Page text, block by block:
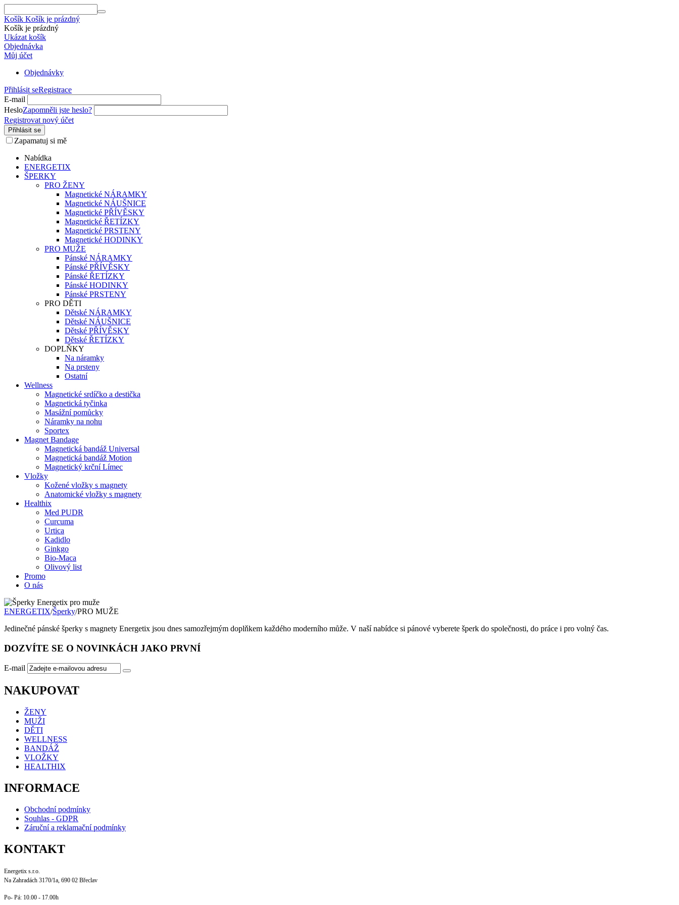
Košík Košík je prázdný
Košík je prázdný
Ukázat košík
Objednávka
Můj účet
Objednávky
Přihlásit seRegistrace
E-mail
HesloZapomněli jste heslo?
Registrovat nový účet
Přihlásit se
Zapamatuj si mě
Nabídka
ENERGETIX
ŠPERKY
PRO ŽENY
Magnetické NÁRAMKY
Magnetické NÁUŠNICE
Magnetické PŘÍVĚSKY
Magnetické ŘETÍZKY
Magnetické PRSTENY
Magnetické HODINKY
PRO MUŽE
Pánské NÁRAMKY
Pánské PŘÍVĚSKY
Pánské ŘETÍZKY
Pánské HODINKY
Pánské PRSTENY
PRO DĚTI
Dětské NÁRAMKY
Dětské NÁUŠNICE
Dětské PŘÍVĚSKY
Dětské ŘETÍZKY
DOPLŇKY
Na náramky
Na prsteny
Ostatní
Wellness
Magnetické srdíčko a destička
Magnetická tyčinka
Masážní pomůcky
Náramky na nohu
Sportex
Magnet Bandage
Magnetická bandáž Universal
Magnetická bandáž Motion
Magnetický krční Límec
Vložky
Kožené vložky s magnety
Anatomické vložky s magnety
Healthix
Med PUDR
Curcuma
Urtica
Kadidlo
Ginkgo
Bio-Maca
Olivový list
Promo
O nás
ENERGETIX/Šperky/PRO MUŽE
Jedinečné pánské šperky s magnety Energetix jsou dnes samozřejmým doplňkem každého moderního může. V naší nabídce si pánové vyberete šperk do společnosti, do práce i pro volný čas.
DOZVÍTE SE O NOVINKÁCH JAKO PRVNÍ
E-mail
NAKUPOVAT
ŽENY
MUŽI
DĚTI
WELLNESS
BANDÁŽ
VLOŽKY
HEALTHIX
INFORMACE
Obchodní podmínky
Souhlas - GDPR
Záruční a reklamační podmínky
KONTAKT
Energetix s.r.o.
Na Zahradách 3170/1a, 690 02 Břeclav
Po- Pá: 10.00 - 17.00h